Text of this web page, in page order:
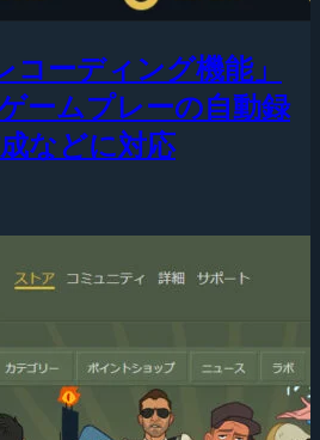
コーディング機能」
ームプレーの自動録
などに対応